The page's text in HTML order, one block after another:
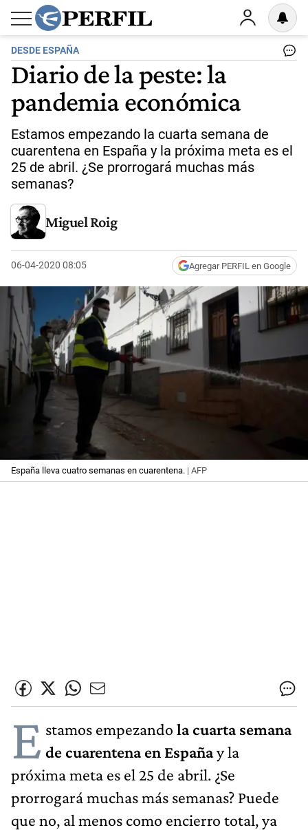
DESDE ESPAÑA
Diario de la peste: la
pandemia económica
Estamos empezando la cuarta semana de
cuarentena en España y la próxima meta es el
25 de abril. ¿Se prorrogará muchas más
semanas?
Miguel Roig
06-04-2020 08:05 Agregar PERFIL en Google
España lleva cuatro semanas en cuarentena. | AFP
E stamos empezando la cuarta semana
de cuarentena en Españay la
próxima meta es el 25 de abril. ¿Se
prorrogará muchas más semanas? Puede
que no, al menos como encierro total, ya